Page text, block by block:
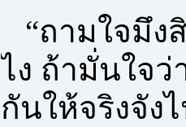
“ถามใจมึง
ไง ถ้ามั่นใจว่
กันให้จริงจัง